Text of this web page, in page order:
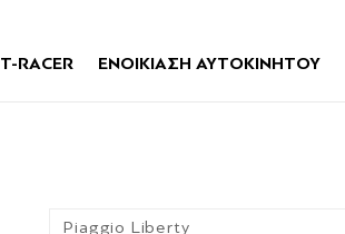
T-RACER ΕΝΟΙΚΙΑΣΗ ΑΥΤΟΚΙΝΗΤΟΥ